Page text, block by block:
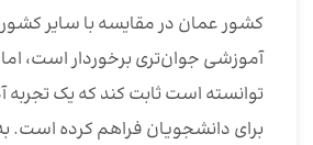
کشور عمان در مقایسه با سایر
آموزشی جوان‌تری برخوردار است،
توانسته است ثابت کند که یک تجربه
برای دانشجویان فراهم کرده است.